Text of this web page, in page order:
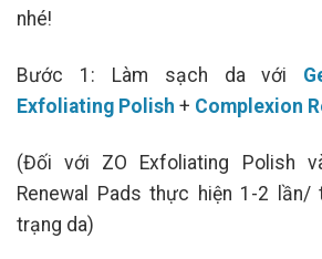
nhé!
Bước 1: Làm sạch da với
Exfoliating Polish + Complexion
(Đối với ZO Exfoliating Polish
Renewal Pads thực hiện 1-2 lần/
trạng da)